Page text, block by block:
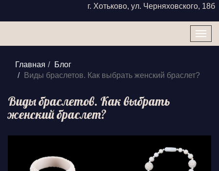
г. Хотьково, ул. Черняховского, 18б
Главная
Блог
Виды браслетов. Как выбрать женский браслет?
Виды браслетов. Как выбрать
женский браслет?